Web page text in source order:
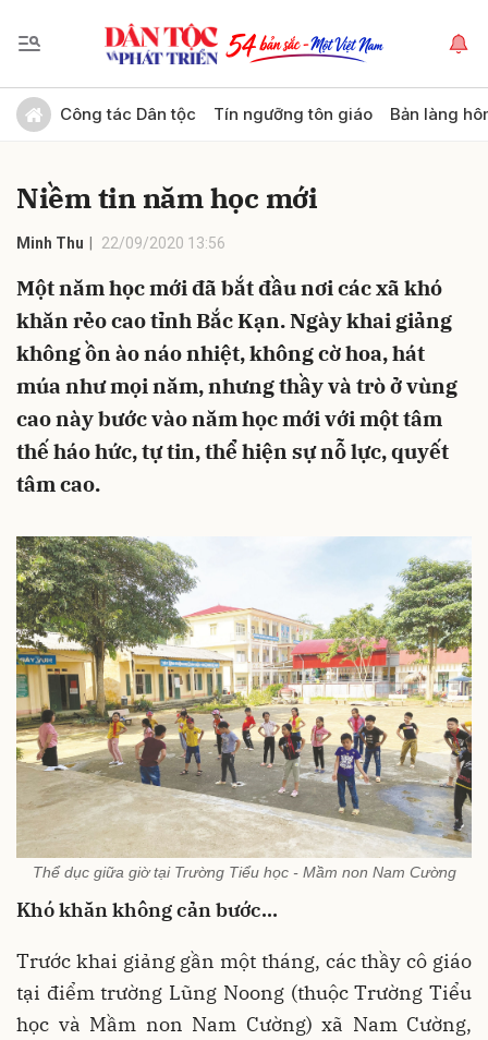
Công tác Dân tộc Tín ngưỡng tôn giáo Bản làng
Niềm tin năm học mới
Minh Thu 22/09/2020 13:56
Một năm học mới đã bắt đầu nơi các xã khó
khăn rẻo cao tỉnh Bắc Kạn. Ngày khai giảng
không ồn ào náo nhiệt, không cờ hoa, hát
múa như mọi năm, nhưng thầy và trò ở vùng
cao này bước vào năm học mới với một tâm
thế háo hức, tự tin, thể hiện sự nỗ lực, quyết
tâm cao.
Thể dục giữa giờ tại Trường Tiểu học - Mầm non Nam Cường
Khó khăn không cản bước…
Trước khai giảng gần một tháng, các thầy cô giáo
tại điểm trường Lũng Noong (thuộc Trường Tiểu
học và Mầm non Nam Cường) xã Nam Cường,
Gửi bình luận
Hủy Gửi